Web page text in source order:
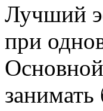
Лучший
при